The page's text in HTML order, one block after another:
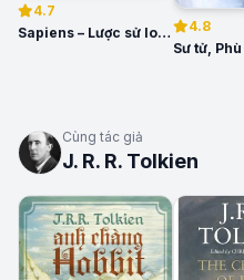
4.7
Sapiens – Lược sử loài người
4.8
Cùng tác giả
J. R. R. Tolkien